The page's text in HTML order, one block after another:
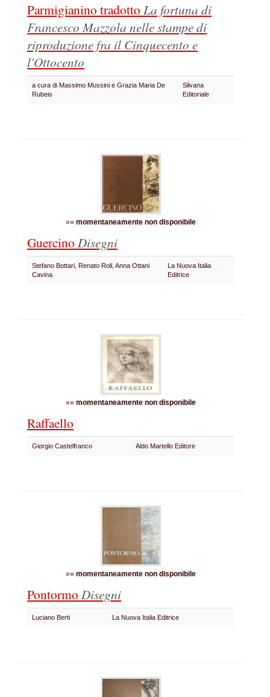
Parmigianino tradotto La fortuna di
Francesco Mazzola nelle stampe di
riproduzione fra il Cinquecento e
l'Ottocento
a cura di Massimo Mussini e Grazia Maria De
Rubeis
Silvana
Editoriale
»» momentaneamente non disponibile
Guercino Disegni
Stefano Bottari, Renato Roli, Anna Ottani
Cavina
La Nuova Italia
Editrice
»» momentaneamente non disponibile
Raffaello
Giorgio Castelfranco Aldo Martello Editore
»» momentaneamente non disponibile
Pontormo Disegni
Luciano Berti La Nuova Italia Editrice